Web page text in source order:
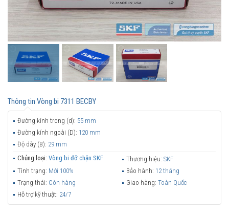
Thông tin Vòng bi 7311 BECBY
Đường kính trong (d): 55 mm
Đường kính ngoài (D): 120 mm
Độ dày (B): 29 mm
Chủng loại: Vòng bi đỡ chặn SKF Thương hiệu: SKF
Tình trạng: Mới 100% Bảo hành: 12 tháng
Trạng thái: Còn hàng Giao hàng: Toàn Quốc
Hỗ trợ kỹ thuật: 24/7